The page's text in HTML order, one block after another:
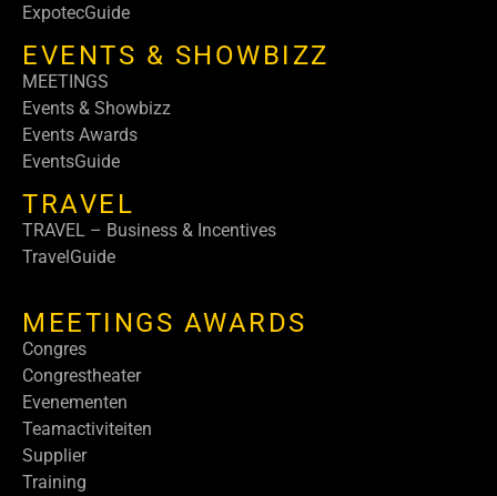
ExpotecGuide
EVENTS & SHOWBIZZ
MEETINGS
Events & Showbizz
Events Awards
EventsGuide
TRAVEL
TRAVEL – Business & Incentives
TravelGuide
MEETINGS AWARDS
Congres
Congrestheater
Evenementen
Teamactiviteiten
Supplier
Training